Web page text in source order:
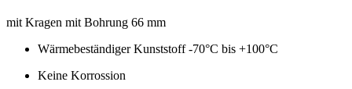
mit Kragen mit Bohrung 66 mm
Wärmebeständiger Kunststoff -70°C bis +100°C
Keine Korrossion